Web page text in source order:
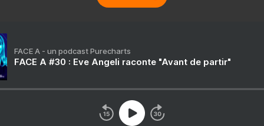
FACE A - un podcast Purecharts
FACE A #30 : Eve Angeli raconte "Avant de partir"